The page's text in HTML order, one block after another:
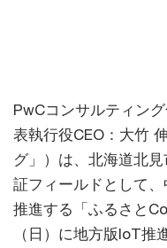
PwCコンサルティン
表執行役CEO：大竹
グ」）は、北海道北
証フィールドとして
推進する「ふるさと
（日）に地方版IoT推